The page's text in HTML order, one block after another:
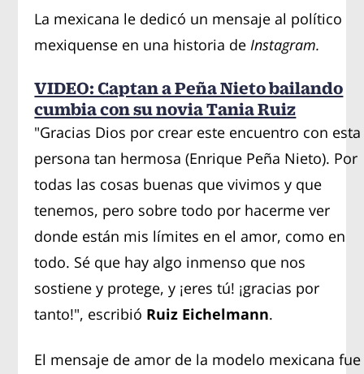
La mexicana le dedicó un mensaje al político
mexiquense en una historia de Instagram.
VIDEO: Captan a Peña Nieto bailando
cumbia con su novia Tania Ruiz
"Gracias Dios por crear este encuentro con esta
persona tan hermosa (Enrique Peña Nieto). Por
todas las cosas buenas que vivimos y que
tenemos, pero sobre todo por hacerme ver
donde están mis límites en el amor, como en
todo. Sé que hay algo inmenso que nos
sostiene y protege, y ¡eres tú! ¡gracias por
tanto!", escribió Ruiz Eichelmann.
El mensaje de amor de la modelo mexicana fue